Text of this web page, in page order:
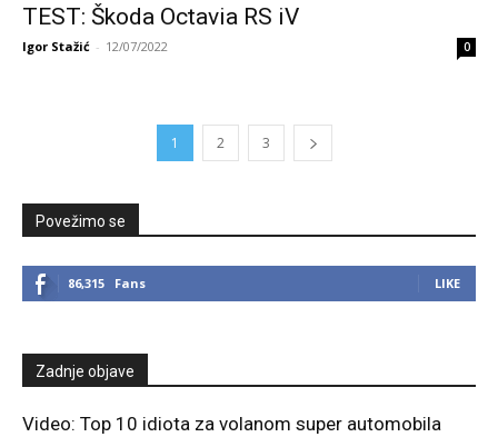
TEST: Škoda Octavia RS iV
Igor Stažić - 12/07/2022 0
1 2 3
Povežimo se
86,315 Fans LIKE
Zadnje objave
Video: Top 10 idiota za volanom super automobila